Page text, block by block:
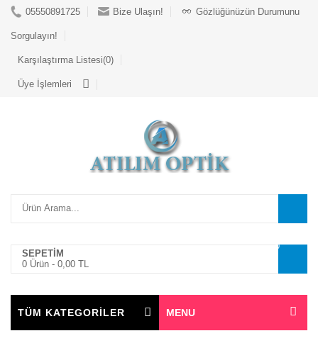
05550891725 Bize Ulaşın! Gözlüğünüzün Durumunu
Sorgulayın!
Karşılaştırma Listesi(0)
Üye İşlemleri
SEPETİM
0 Ürün - 0,00 TL
0
TÜM KATEGORİLER MENU